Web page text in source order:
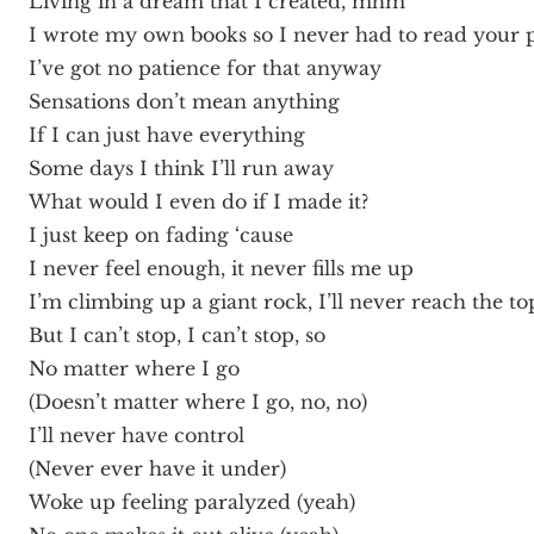
I wrote my own books so I never had to read your
I’ve got no patience for that anyway
Sensations don’t mean anything
If I can just have everything
Some days I think I’ll run away
What would I even do if I made it?
I just keep on fading ‘cause
I never feel enough, it never fills me up
I’m climbing up a giant rock, I’ll never reach the
But I can’t stop, I can’t stop, so
No matter where I go
(Doesn’t matter where I go, no, no)
I’ll never have control
(Never ever have it under)
Woke up feeling paralyzed (yeah)